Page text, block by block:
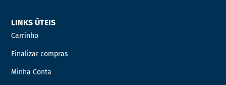
LINKS ÚTEIS
Carrinho
Finalizar compras
Minha Conta